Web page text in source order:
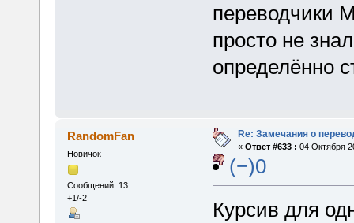
переводчики
просто не
определённо
RandomFan
Новичок
Сообщений: 13
+1/-2
Re: Замечания о
« Ответ #633 : 04 Октября
(−)0
Курсив для